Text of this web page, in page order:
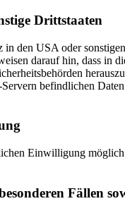
Drittstaaten
den USA oder
darauf hin, dass
befindlichen
Einwilligung
Fällen